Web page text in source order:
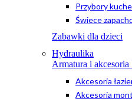
Przybory
Świece
Zabawki dla dzieci
Hydraulika
Armatura i
Akcesoria
Akcesoria